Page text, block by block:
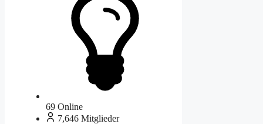
69 Online
7,646 Mitglieder